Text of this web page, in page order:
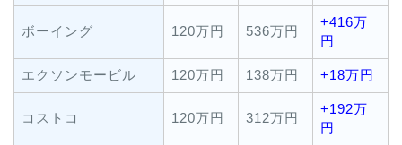
ボーイング 120万円 536万円
+416万
円
エクソンモービル 120万円 138万円 +18万円
コストコ 120万円 312万円
+192万
円